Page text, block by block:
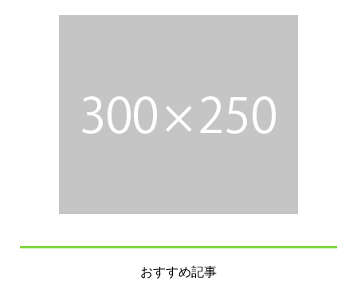
おすすめ記事